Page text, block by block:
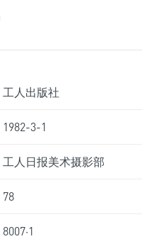
工人出版社
1982-3-1
工人日报美术摄影部
78
8007·1